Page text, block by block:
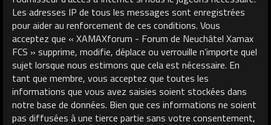
Les adresses IP de tous les messages sont enregistrées
pour aider au renforcement de ces conditions. Vous
acceptez que « XAMAXforum - Forum de Neuchâtel Xamax
FCS » supprime, modifie, déplace ou verrouille n’importe quel
sujet lorsque nous estimons que cela est nécessaire. En
tant que membre, vous acceptez que toutes les
informations que vous avez saisies soient stockées dans
notre base de données. Bien que ces informations ne soient
pas diffusées à une tierce partie sans votre consentement,